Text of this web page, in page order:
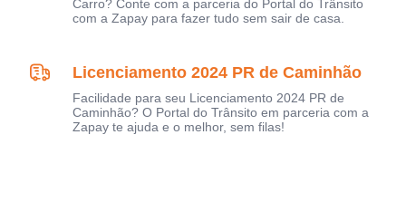
Carro? Conte com a parceria do Portal do Trânsito
com a Zapay para fazer tudo sem sair de casa.
Licenciamento 2024 PR de Caminhão
Facilidade para seu Licenciamento 2024 PR de
Caminhão? O Portal do Trânsito em parceria com a
Zapay te ajuda e o melhor, sem filas!